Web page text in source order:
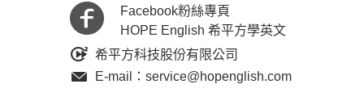
Facebook粉絲專頁
HOPE English 希平方學英文
希平方科技股份有限公司
E-mail：service@hopenglish.com